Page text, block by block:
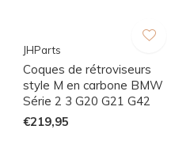
JHParts
Coques de rétroviseurs
style M en carbone BMW
Série 2 3 G20 G21 G42
€219,95